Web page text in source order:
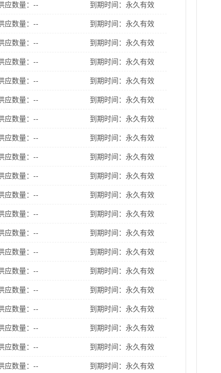
到期时间：永久有效
应数量：--
到期时间：永久有效
应数量：--
到期时间：永久有效
应数量：--
到期时间：永久有效
应数量：--
到期时间：永久有效
应数量：--
到期时间：永久有效
应数量：--
到期时间：永久有效
应数量：--
到期时间：永久有效
应数量：--
到期时间：永久有效
应数量：--
到期时间：永久有效
应数量：--
到期时间：永久有效
应数量：--
到期时间：永久有效
应数量：--
到期时间：永久有效
应数量：--
到期时间：永久有效
应数量：--
到期时间：永久有效
应数量：--
到期时间：永久有效
应数量：--
到期时间：永久有效
应数量：--
到期时间：永久有效
应数量：--
到期时间：永久有效
应数量：--
到期时间：永久有效
应数量：--